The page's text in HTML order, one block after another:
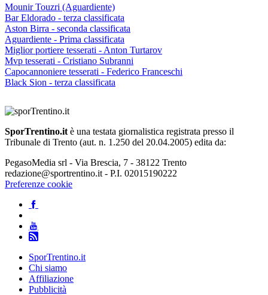
Mounir Touzri (Aguardiente)
Bar Eldorado - terza classificata
Aston Birra - seconda classificata
Aguardiente - Prima classificata
Miglior portiere tesserati - Anton Turtarov
Mvp tesserati - Cristiano Subranni
Capocannoniere tesserati - Federico Franceschi
Black Sion - terza classificata
SporTrentino.it è una testata giornalistica registrata presso il
Tribunale di Trento (aut. n. 1.250 del 20.04.2005) edita da:
PegasoMedia srl - Via Brescia, 7 - 38122 Trento
redazione@sportrentino.it - P.I. 02015190222
Preferenze cookie
SporTrentino.it
Chi siamo
Affiliazione
Pubblicità